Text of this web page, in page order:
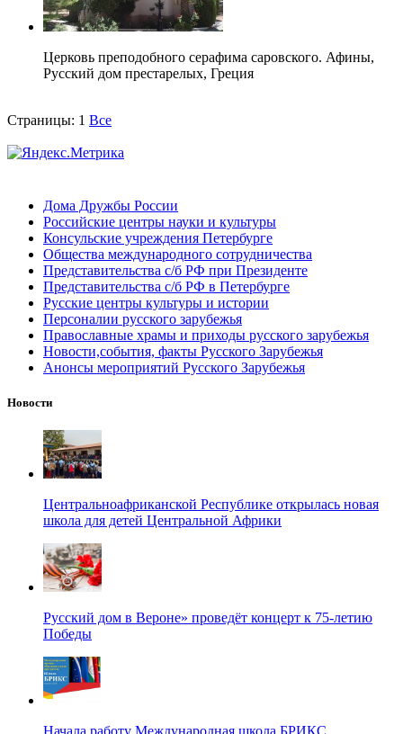
Церковь преподобного серафима саровского. Афины,
Русский дом престарелых, Греция
Страницы: 1 Все
Дома Дружбы России
Российские центры науки и культуры
Консульские учреждения Петербурге
Общества международного сотрудничества
Представительства с/б РФ при Президенте
Представительства с/б РФ в Петербурге
Русские центры культуры и истории
Персоналии русского зарубежья
Православные храмы и приходы русского зарубежья
Новости,события, факты Русского Зарубежья
Анонсы мероприятий Русского Зарубежья
Новости
Центральноафриканской Республике открылась новая
школа для детей Центральной Африки
Русский дом в Вероне» проведёт концерт к 75-летию
Победы
Начала работу Международная школа БРИКС